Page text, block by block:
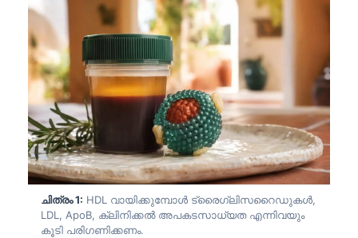
ചിത്രം 1: HDL വായിക്കുമ്പോൾ ട്രൈഗ്ലിസറൈഡുകൾ,
LDL, ApoB, ക്ലിനിക്കൽ അപകടസാധ്യത എന്നിവയും
കൂടി പരിഗണിക്കണം.